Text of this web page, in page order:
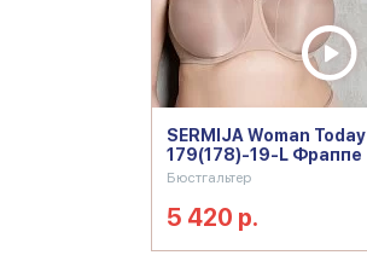
SERMIJA Woman Today
179(178)-19-L Фраппе
Бюстгальтер
5 420 р.